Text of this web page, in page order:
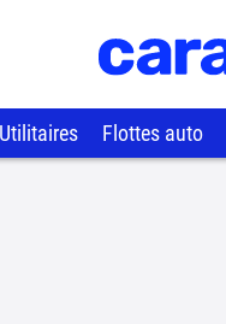
Utilitaires Flottes auto